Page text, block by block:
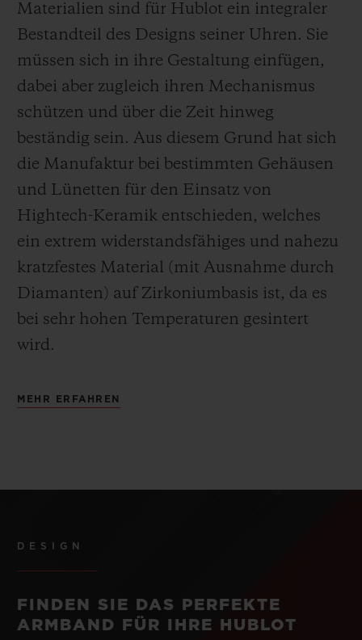
Materialien sind für Hublot ein integraler
Bestandteil des Designs seiner Uhren. Sie
müssen sich in ihre Gestaltung einfügen,
dabei aber zugleich ihren Mechanismus
schützen und über die Zeit hinweg
beständig sein. Aus diesem Grund hat sich
die Manufaktur bei bestimmten Gehäusen
und Lünetten für den Einsatz von
Hightech-Keramik entschieden, welches
ein extrem widerstandsfähiges und nahezu
kratzfestes Material (mit Ausnahme durch
Diamanten) auf Zirkoniumbasis ist, da es
bei sehr hohen Temperaturen gesintert
wird.
MEHR ERFAHREN
DESIGN
FINDEN SIE DAS PERFEKTE
ARMBAND FÜR IHRE HUBLOT